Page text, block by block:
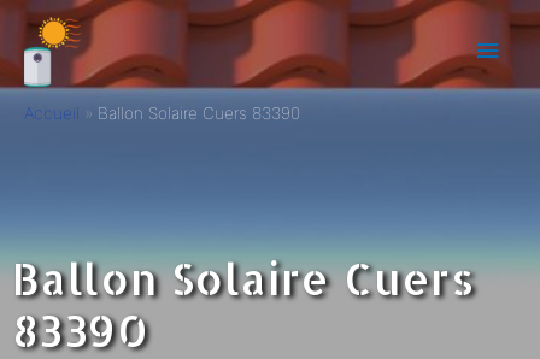
Accueil Ballon Solaire Cuers 83390
Ballon Solaire Cuers
83390